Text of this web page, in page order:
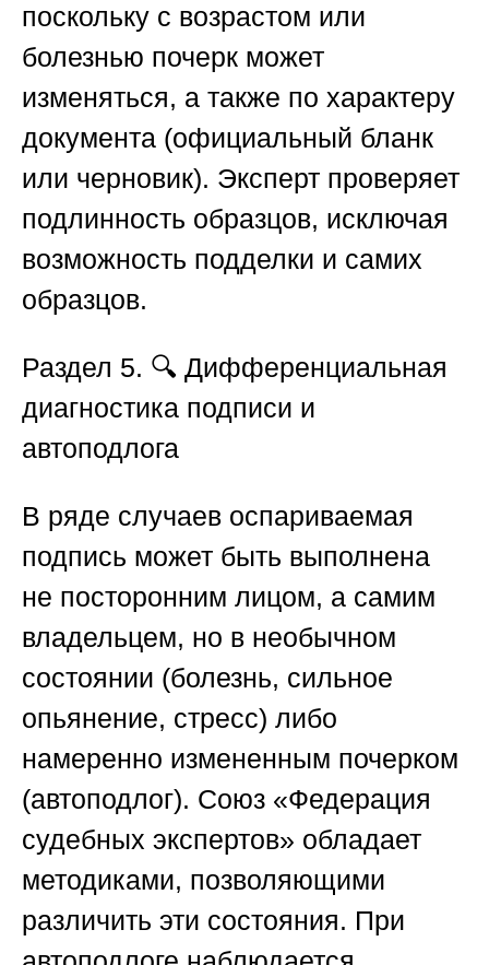
поскольку с возрастом или
болезнью почерк может
изменяться, а также по характеру
документа (официальный бланк
или черновик). Эксперт проверяет
подлинность образцов, исключая
возможность подделки и самих
образцов.
Раздел 5. 🔍 Дифференциальная
диагностика подписи и
автоподлога
В ряде случаев оспариваемая
подпись может быть выполнена
не посторонним лицом, а самим
владельцем, но в необычном
состоянии (болезнь, сильное
опьянение, стресс) либо
намеренно измененным почерком
(автоподлог). Союз «Федерация
судебных экспертов» обладает
методиками, позволяющими
различить эти состояния. При